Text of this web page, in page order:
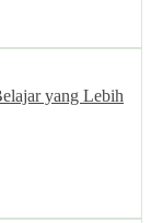
yang Lebih